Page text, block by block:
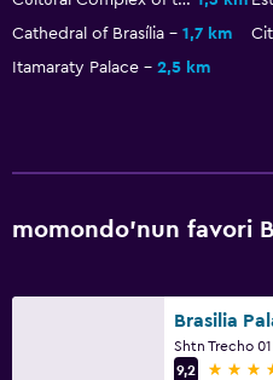
Günlük oda hizmetleri
Çamaşır yıkama tesisleri
Cathedral of Brasília
1,7 km
Itamaraty Palace
2,5 km
momondo'nun favori
Brasilia
Shtn Trecho
9,2
4 yıldız